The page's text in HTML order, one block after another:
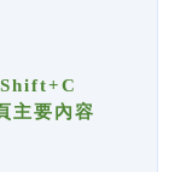
主要內容